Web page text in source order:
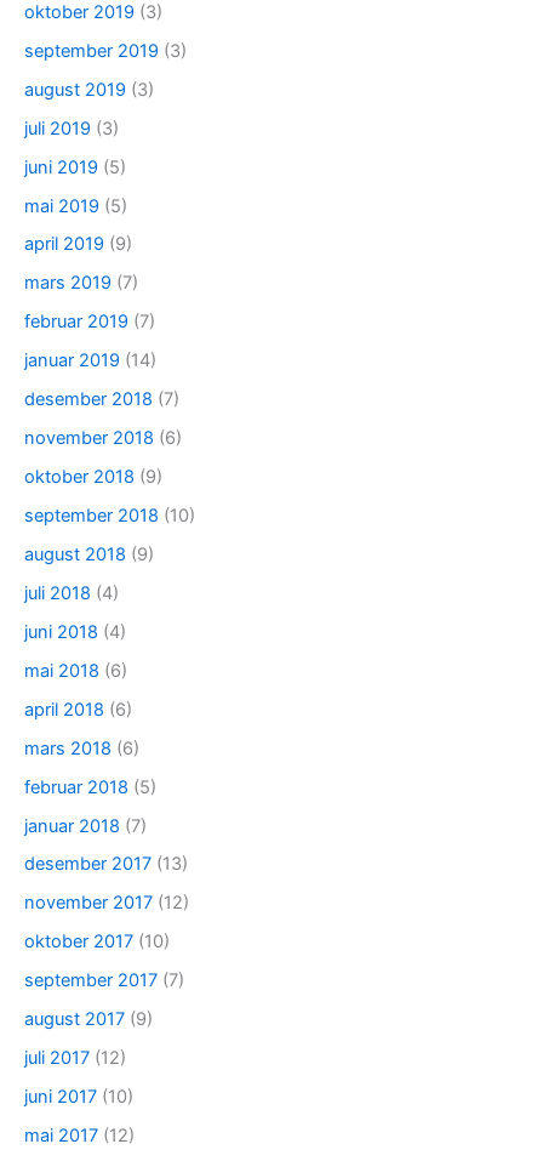
oktober 2019 (3)
september 2019 (3)
august 2019 (3)
juli 2019 (3)
juni 2019 (5)
mai 2019 (5)
april 2019 (9)
mars 2019 (7)
februar 2019 (7)
januar 2019 (14)
desember 2018 (7)
november 2018 (6)
oktober 2018 (9)
september 2018 (10)
august 2018 (9)
juli 2018 (4)
juni 2018 (4)
mai 2018 (6)
april 2018 (6)
mars 2018 (6)
februar 2018 (5)
januar 2018 (7)
desember 2017 (13)
november 2017 (12)
oktober 2017 (10)
september 2017 (7)
august 2017 (9)
juli 2017 (12)
juni 2017 (10)
mai 2017 (12)